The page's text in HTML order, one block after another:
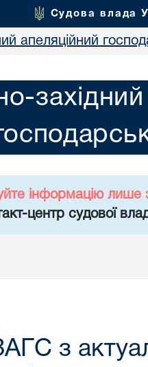
Судова влада
апеляційний
інформацію лише
центр судової
з